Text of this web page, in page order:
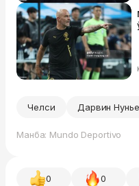
Челси Дарвин
Манба: Mundo Deportivo
0 0